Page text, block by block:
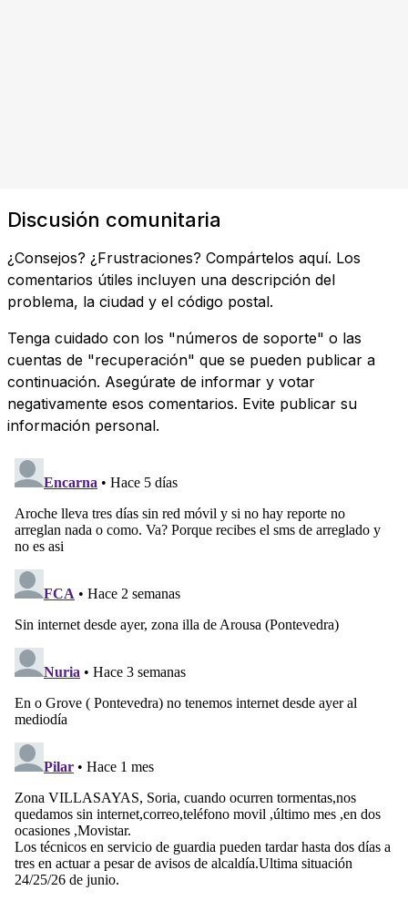
Discusión comunitaria
¿Consejos? ¿Frustraciones? Compártelos aquí. Los
comentarios útiles incluyen una descripción del
problema, la ciudad y el código postal.
Tenga cuidado con los "números de soporte" o las
cuentas de "recuperación" que se pueden publicar a
continuación. Asegúrate de informar y votar
negativamente esos comentarios. Evite publicar su
información personal.